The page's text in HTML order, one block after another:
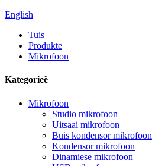
English
Tuis
Produkte
Mikrofoon
Kategorieë
Mikrofoon
Studio mikrofoon
Uitsaai mikrofoon
Buis kondensor mikrofoon
Kondensor mikrofoon
Dinamiese mikrofoon